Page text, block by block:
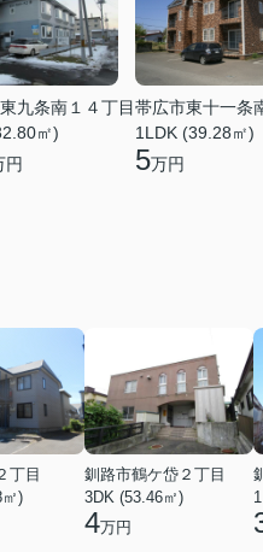
九条南１４丁目
㎡)
円
帯広市東十一条
1LDK (39.28㎡)
5万円
丁目
)
釧路市鶴ケ岱２丁目
3DK (53.46㎡)
4万円